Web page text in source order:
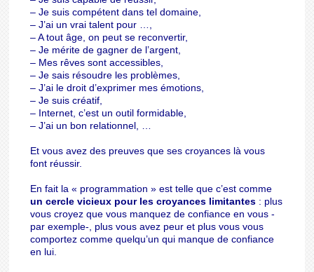
– Je suis compétent dans tel domaine,
– J’ai un vrai talent pour …,
– A tout âge, on peut se reconvertir,
– Je mérite de gagner de l’argent,
– Mes rêves sont accessibles,
– Je sais résoudre les problèmes,
– J’ai le droit d’exprimer mes émotions,
– Je suis créatif,
– Internet, c’est un outil formidable,
– J’ai un bon relationnel, …
Et vous avez des preuves que ses croyances là vous
font réussir.
En fait la « programmation » est telle que c’est comme
un cercle vicieux pour les croyances limitantes : plus
vous croyez que vous manquez de confiance en vous -
par exemple-, plus vous avez peur et plus vous vous
comportez comme quelqu’un qui manque de confiance
en lui.